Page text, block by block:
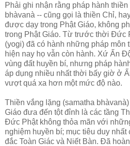
Phải ghi nhận rằng pháp hành
bhàvanà -- cũng gọi là thiền Chỉ,
được dạy trong Phật Giáo, không
trong Phật Giáo. Từ trước thời Ðức
(yogi) đã có hành những pháp môn
hiện nay họ vẫn còn hành. Xứ Ấn
vùng đất huyền bí, nhưng pháp
áp dụng nhiều nhất thời bấy giờ ở
vượt quá xa hơn một mức độ nào.
Thiền vắng lặng (samatha
Giáo đưa đến tột đỉnh là các tầng
Ðức Phật không thỏa mãn với
nghiệm huyền bí; mục tiêu duy
đắc Toàn Giác và Niết Bàn. Ðã